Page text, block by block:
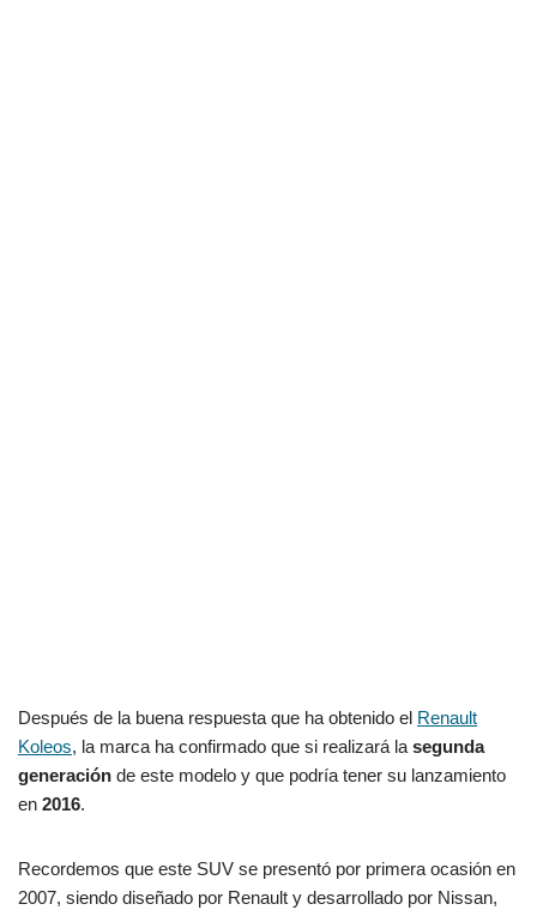
Después de la buena respuesta que ha obtenido el Renault
Koleos, la marca ha confirmado que si realizará la segunda
generación de este modelo y que podría tener su lanzamiento
en 2016.
Recordemos que este SUV se presentó por primera ocasión en
2007, siendo diseñado por Renault y desarrollado por Nissan,